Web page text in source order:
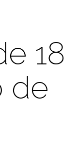
18
de